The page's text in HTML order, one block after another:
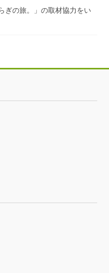
ぎの旅。」の取材協力をい